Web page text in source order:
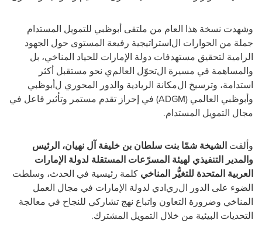
وشهدت نسخة هذا العام من ملتقى أبوظبي للتمويل المستدام
جملة من الحوارات الاستراتيجية رفيعة المستوى حول الجهود
الرامية لتحقيق مستهدفات دولة الإمارات للحياد المناخي، بل
والمساهمة في مسيرة التحوّل العالمي نحو مستقبل أكثر
استدامة، وترسيخ المكانة الريادية والدور المحوري لأبوظبي
وأبوظبي العالمي (ADGM
) في إحراز تقدم مستمر وتأثير فاعل في
مجال التمويل المستدام.
وألقت الشيخة شمّا بنت سلطان بن خليفة آل نهيان، الرئيس
والمدير التنفيذي لهيئة المسرّعات المستقلة لدولة الإمارات
العربية المتحدة للتغيُّر المناخي كلمة رئيسية في الحدث، وسلطت
الضوء على الدور الريادي لدولة الإمارات في مجال العمل
المناخي وضرورة التعاون واتباع نهج تشاركي للنجاح في معالجة
التحديات البيئية من خلال التمويل المشترك.